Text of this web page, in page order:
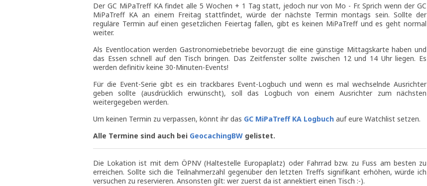
Der GC MiPaTreff KA findet alle 5 Wochen + 1 Tag statt, jedoch nur von Mo - Fr. Sprich wenn der GC
MiPaTreff KA an einem Freitag stattfindet, würde der nächste Termin montags sein. Sollte der
reguläre Termin auf einen gesetzlichen Feiertag fallen, gibt es keinen MiPaTreff und es geht normal
weiter.
Als Eventlocation werden Gastronomiebetriebe bevorzugt die eine günstige Mittagskarte haben und
das Essen schnell auf den Tisch bringen. Das Zeitfenster sollte zwischen 12 und 14 Uhr liegen. Es
werden definitiv keine 30-Minuten-Events!
Für die Event-Serie gibt es ein trackbares Event-Logbuch und wenn es mal wechselnde Ausrichter
geben sollte (ausdrücklich erwünscht), soll das Logbuch von einem Ausrichter zum nächsten
weitergegeben werden.
Um keinen Termin zu verpassen, könnt ihr das GC MiPaTreff KA Logbuch auf eure Watchlist setzen.
Alle Termine sind auch bei GeocachingBW gelistet.
Die Lokation ist mit dem ÖPNV (Haltestelle Europaplatz) oder Fahrrad bzw. zu Fuss am besten zu
erreichen. Sollte sich die Teilnahmerzahl gegenüber den letzten Treffs signifikant erhöhen, würde ich
versuchen zu reservieren. Ansonsten gilt: wer zuerst da ist annektiert einen Tisch :-).